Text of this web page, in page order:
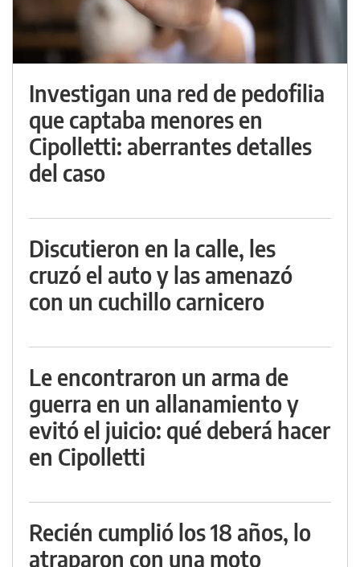
Investigan una red de pedofilia
que captaba menores en
Cipolletti: aberrantes detalles
del caso
Discutieron en la calle, les
cruzó el auto y las amenazó
con un cuchillo carnicero
Le encontraron un arma de
guerra en un allanamiento y
evitó el juicio: qué deberá hacer
en Cipolletti
Recién cumplió los 18 años, lo
atraparon con una moto